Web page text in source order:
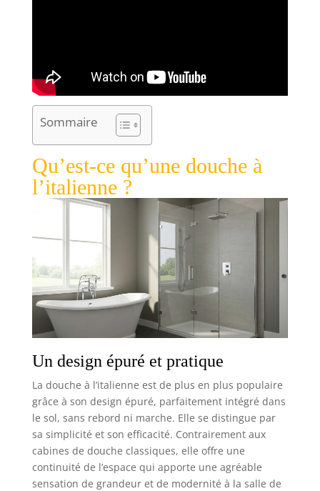
Sommaire
Qu’est-ce qu’une douche à
l’italienne ?
Un design épuré et pratique
La douche à l’italienne est de plus en plus populaire
grâce à son design épuré, parfaitement intégré dans
le sol, sans rebord ni marche. Elle se distingue par
sa simplicité et son efficacité. Contrairement aux
cabines de douche classiques, elle offre une
continuité de l’espace qui apporte une agréable
sensation de grandeur et de modernité à la salle de